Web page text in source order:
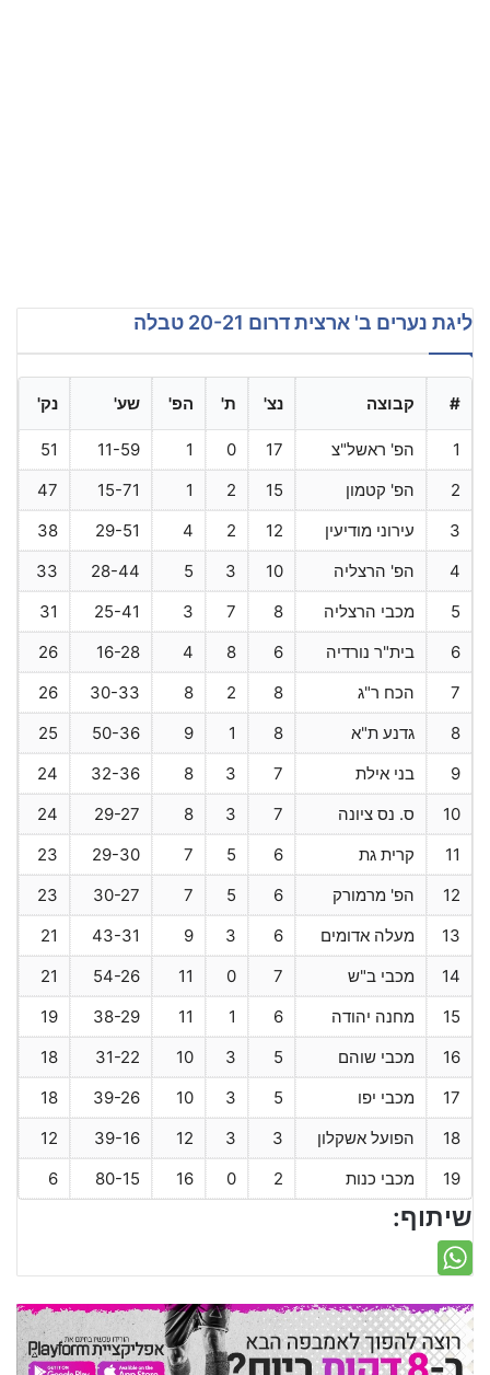
ליגת נערים ב' ארצית דרום 20-21 טבלה
# קבוצה נצ' ת' הפ' שע' נק'
1 הפ' ראשל"צ 17
0
1
11-59
51
2
הפ' קטמון 15
2
1
15-71
47
3
עירוני מודיעין 12
2
4
29-51
38
4
הפ' הרצליה 10
3
5
28-44
33
5
מכבי הרצליה 8
7
3
25-41
31
6
בית"ר נורדיה 6
8
4
16-28
26
7
הכח ר"ג 8
2
8
30-33
26
8
גדנע ת"א 8
1
9
50-36
25
9
בני אילת 7
3
8
32-36
24
10
ס. נס ציונה 7
3
8
29-27
24
11
קרית גת 6
5
7
29-30
23
12
הפ' מרמורק 6
5
7
30-27
23
13
מעלה אדומים 6
3
9
43-31
21
14
מכבי ב"ש 7
0
11
54-26
21
15
מחנה יהודה 6
1
11
38-29
19
16
מכבי שוהם 5
3
10
31-22
18
17
מכבי יפו 5
3
10
39-26
18
18
הפועל אשקלון 3
3
12
39-16
12
19
מכבי כנות 2
0
16
80-15
6
שיתוף: